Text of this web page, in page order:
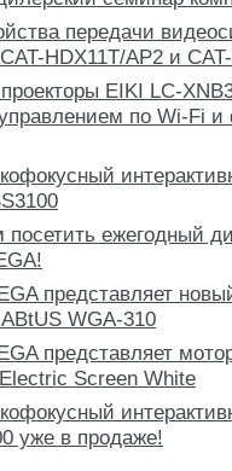
передачи
HDX11T/AP2 и
EIKI LC-
по Wi-Fi
ежегодный
представляет
WGA-310
представляет
Screen White
уже в продаже!